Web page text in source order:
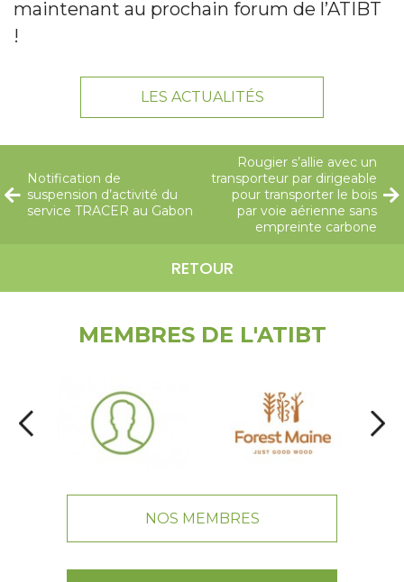
maintenant au prochain forum de l’ATIBT
!
LES ACTUALITÉS
Notification de
suspension d’activité du
service TRACER au Gabon
RETOUR
Rougier s’allie avec un
transporteur par dirigeable
pour transporter le bois
par voie aérienne sans
empreinte carbone
MEMBRES DE L'ATIBT
NOS MEMBRES